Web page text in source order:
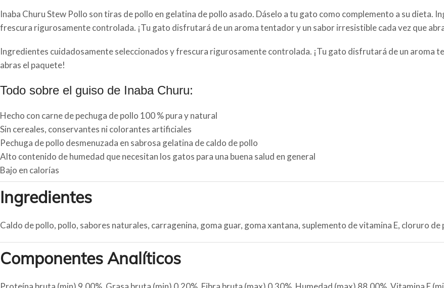
Inaba Churu Stew Pollo son tiras de pollo en gelatina de pollo asado. Dáselo a tu gato como complemento a su dieta.
frescura rigurosamente controlada. ¡Tu gato disfrutará de un aroma tentador y un sabor irresistible cada vez que
Ingredientes cuidadosamente seleccionados y frescura rigurosamente controlada. ¡Tu gato disfrutará de un aroma
abras el paquete!
Todo sobre el guiso de Inaba Churu:
Hecho con carne de pechuga de pollo 100 % pura y natural
Sin cereales, conservantes ni colorantes artificiales
Pechuga de pollo desmenuzada en sabrosa gelatina de caldo de pollo
Alto contenido de humedad que necesitan los gatos para una buena salud en general
Bajo en calorías
Ingredientes
Caldo de pollo, pollo, sabores naturales, carragenina, goma guar, goma xantana, suplemento de vitamina E, cloruro
Componentes Analíticos